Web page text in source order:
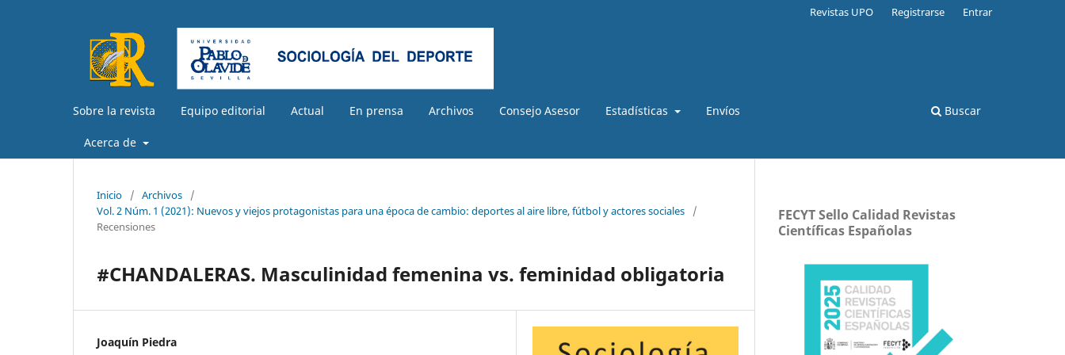
Sobre la revista Equipo editorial Actual En prensa Archivos Consejo Asesor Estadísticas Envíos
Acerca de
Buscar
Revistas UPO Registrarse Entrar
Inicio / Archivos
/
Vol. 2 Núm. 1 (2021): Nuevos y viejos protagonistas para una época de cambio: deportes al aire libre, fútbol y actores sociales
/
Recensiones
#CHANDALERAS. Masculinidad femenina vs. feminidad obligatoria
Joaquín Piedra
FECYT Sello Calidad Revistas
Científicas Españolas